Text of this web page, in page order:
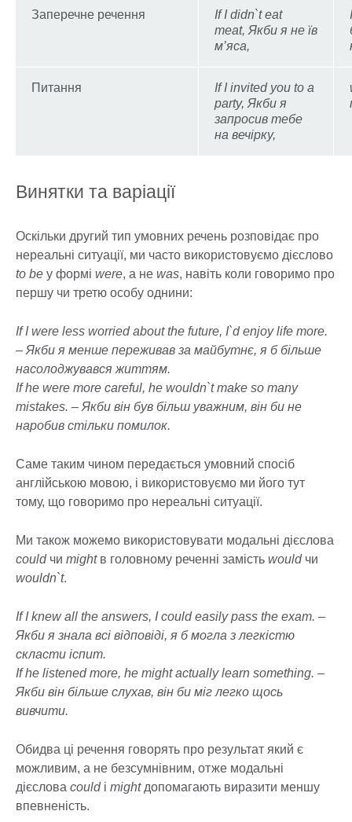
Заперечне речення
If I didn`t eat
meat, Якби я не їв
м’яса,
Питання
If I invited you to a
party, Якби я
запросив тебе
на вечірку,
Винятки та варіації
Оскільки другий тип умовних речень розповідає про
нереальні ситуації, ми часто використовуємо дієслово
to be у формі were, а не was, навіть коли говоримо про
першу чи третю особу однини:
If I were less worried about the future, I`d enjoy life more.
– Якби я менше переживав за майбутнє, я б більше
насолоджувався життям.
If he were more careful, he wouldn`t make so many
mistakes. – Якби він був більш уважним, він би не
наробив стільки помилок.
Саме таким чином передається умовний спосіб
англійською мовою, і використовуємо ми його тут
тому, що говоримо про нереальні ситуації.
Ми також можемо використовувати модальні дієслова
couldчи mightв головному реченні замість wouldчи
wouldn`t.
If I knew all the answers, I could easily pass the exam. –
Якби я знала всі відповіді, я б могла з легкістю
скласти іспит.
If he listened more, he might actually learn something. –
Якби він більше слухав, він би міг легко щось
вивчити.
Обидва ці речення говорять про результат який є
можливим, а не безсумнівним, отже модальні
дієслова couldі mightдопомагають виразити меншу
впевненість.